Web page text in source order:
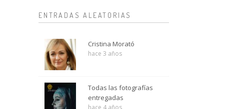
ENTRADAS ALEATORIAS
Cristina Morató
hace 3 años
Todas las fotografías
entregadas
hace 4 años